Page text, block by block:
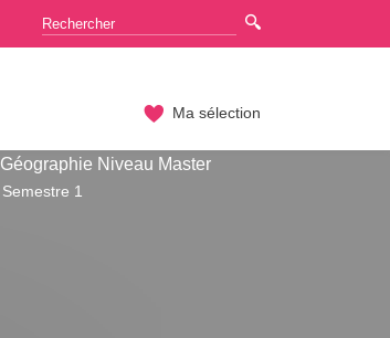
Ma sélection
Niveau Master
1